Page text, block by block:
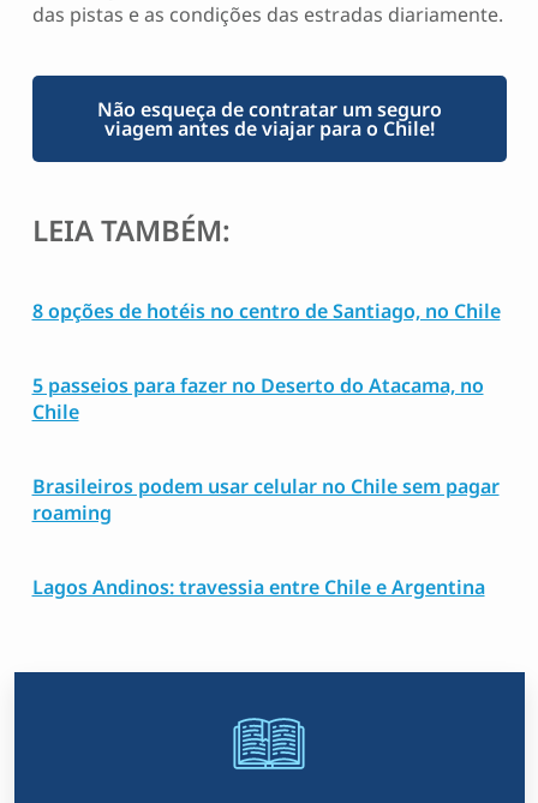
das pistas e as condições das estradas diariamente.
Não esqueça de contratar um seguro
viagem antes de viajar para o Chile!
LEIA TAMBÉM:
8 opções de hotéis no centro de Santiago, no Chile
5 passeios para fazer no Deserto do Atacama, no
Chile
Brasileiros podem usar celular no Chile sem pagar
roaming
Lagos Andinos: travessia entre Chile e Argentina